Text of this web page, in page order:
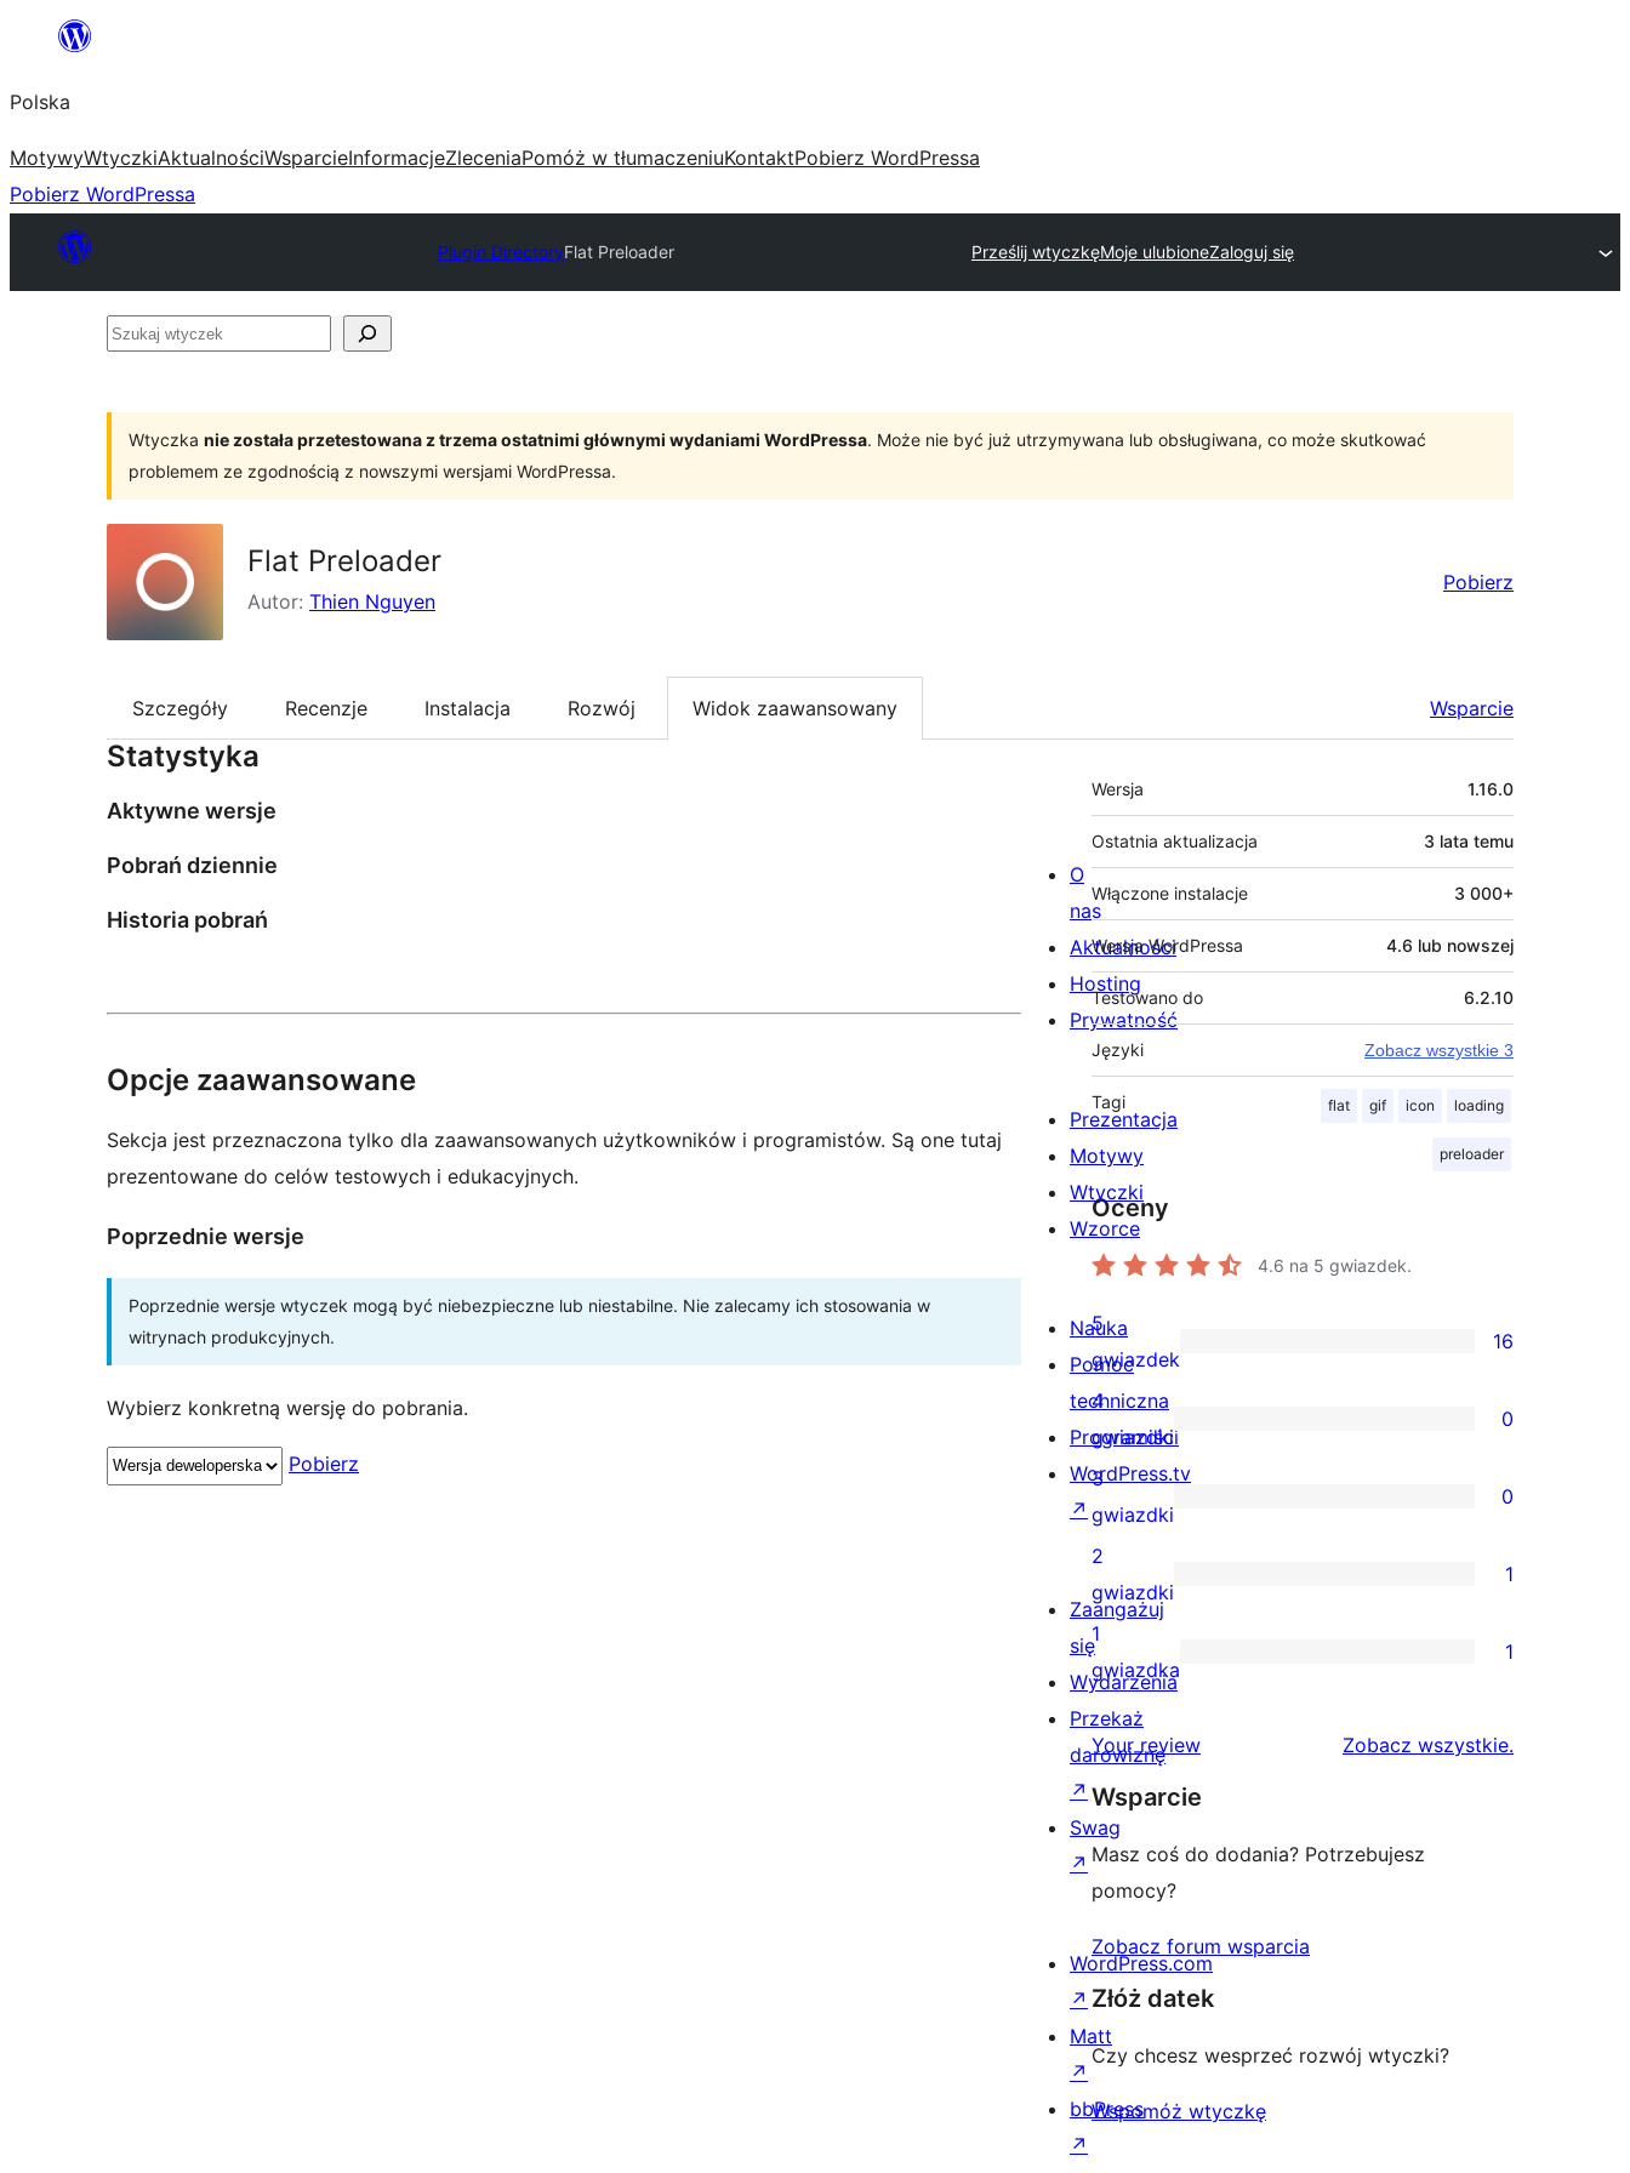
Przejdź
treści
Polska
MotywyWtyczkiAktualnościWsparcieInformacjeZleceniaPomóż w tłumaczeniuKontaktPobierz WordPressa
Pobierz WordPressa
Plugin DirectoryFlat Preloader Prześlij wtyczkęMoje ulubioneZaloguj się
Szukaj
Wtyczka nie została przetestowana z trzema ostatnimi głównymi wydaniami WordPressa. Może nie być już utrzymywana lub obsługiwana, co może skutkować
problemem ze zgodnością z nowszymi wersjami WordPressa.
Flat Preloader
Autor: Thien Nguyen
Pobierz
Szczegóły Recenzje Instalacja Rozwój Widok zaawansowany Wsparcie
Statystyka
Aktywne wersje
Pobrań dziennie
Historia pobrań
Opcje zaawansowane
Sekcja jest przeznaczona tylko dla zaawansowanych użytkowników i programistów. Są one tutaj
prezentowane do celów testowych i edukacyjnych.
Poprzednie wersje
Poprzednie wersje wtyczek mogą być niebezpieczne lub niestabilne. Nie zalecamy ich stosowania w
witrynach produkcyjnych.
Wybierz konkretną wersję do pobrania.
Pobierz
Meta
Wersja 1.16.0
Ostatnia aktualizacja 3 lata temu
Włączone instalacje 3 000+
Wersja WordPressa 4.6 lub nowszej
Testowano do 6.2.10
Języki Zobacz wszystkie 3
Tagi flat gif icon loading
preloader
Oceny
4.6 na 5 gwiazdek.
16
recenzji
5-
gwiazdkowych
5
gwiazdek
16
0
recenzji
4-
gwiazdkowych
4
gwiazdki
0
0
recenzji
3-
gwiazdkowych
3
gwiazdki
0
1
recenzja
2-
gwiazdkowa
2
gwiazdki
1
1
1-
1
gwiazdka
1
Your review Zobacz wszystkierecenzje
.
Wsparcie
Masz coś do dodania? Potrzebujesz
pomocy?
Zobacz forum wsparcia
Złóż datek
Czy chcesz wesprzeć rozwój wtyczki?
Wspomóż wtyczkę
O
nas
Aktualności
Hosting
Prywatność
Prezentacja
Motywy
Wtyczki
Wzorce
Nauka
Pomoc
techniczna
Programiści
WordPress.tv
↗
Zaangażuj
się
Wydarzenia
Przekaż
darowiznę
↗
Swag
↗
WordPress.com
↗
Matt
↗
bbPress
↗